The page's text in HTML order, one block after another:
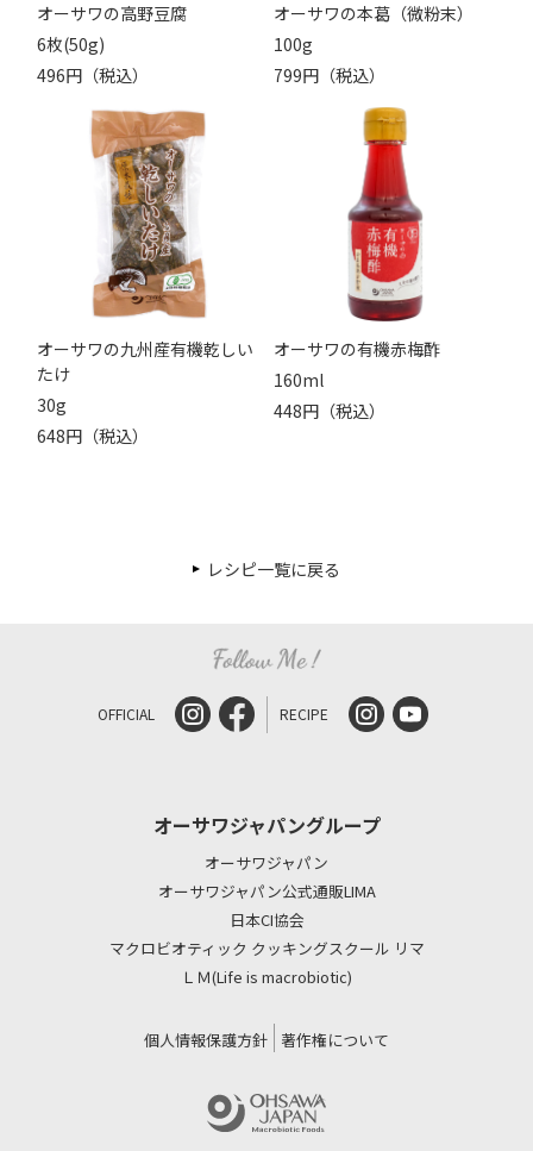
オーサワの高野豆腐
6枚(50g)
496円（税込）
オーサワの本葛（微粉末）
100g
799円（税込）
オーサワの九州産有機乾しい
たけ
30g
648円（税込）
オーサワの有機赤梅酢
160ml
448円（税込）
レシピ一覧に戻る
OFFICIAL RECIPE
オーサワジャパングループ
オーサワジャパン
オーサワジャパン公式通販LIMA
日本CI協会
マクロビオティック クッキングスクール リマ
ＬＭ(Life is macrobiotic)
個人情報保護方針 著作権について